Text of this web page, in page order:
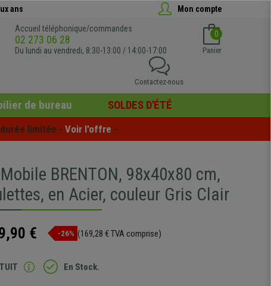
ans Mon compte
Accueil téléphonique/commandes
02 273 06 28
Du lundi au vendredi, 8:30-13:00 / 14:00-17:00
0
Panier
Contactez-nous
de bureau SOLDES D'ÉTÉ
limitée - Voir l'offre -
BRENTON, 98x40x80 cm,
en Acier, couleur Gris Clair
€ -26% (169,28 € TVA comprise)
En Stock.